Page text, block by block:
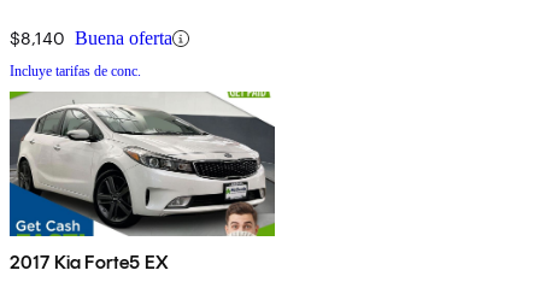
$8,140 Buena oferta
Incluye tarifas de conc.
2017 Kia Forte5 EX